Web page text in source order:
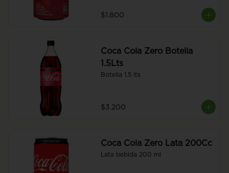
$1.800
Coca Cola Zero Botella
1.5Lts
Botella 1,5 lts
$3.200
Coca Cola Zero Lata 200Cc
Lata bebida 200 ml